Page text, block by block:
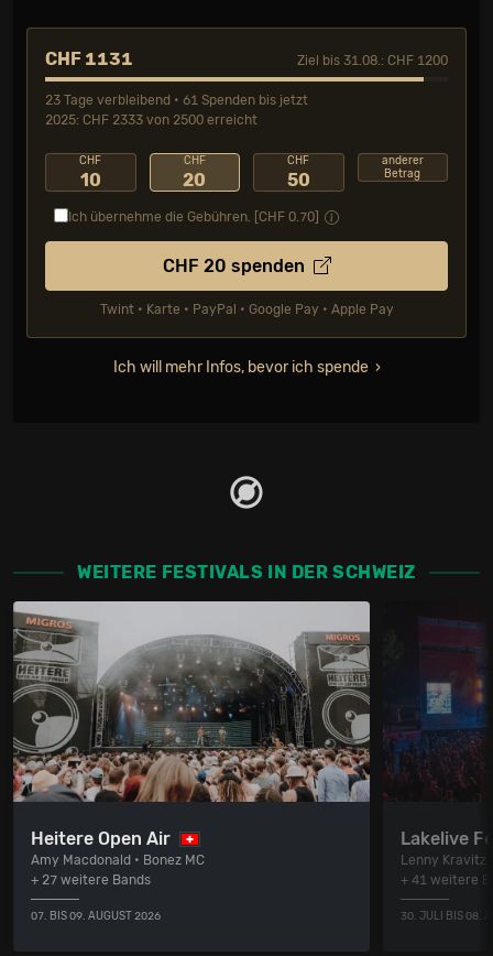
CHF 1131 Ziel bis 31.08.: CHF 1200
23 Tage verbleibend • 61 Spenden bis jetzt
2025: CHF 2333 von 2500 erreicht
CHF
10
CHF
20
CHF
50
anderer
Betrag
Ich übernehme die Gebühren. [CHF 0.70
CHF 20 spenden
Twint • Karte • PayPal • Google Pay • Apple Pay
Ich will mehr Infos, bevor ich spende
WEITERE FESTIVALS IN DER SCHWEIZ
Heitere Open Air
Amy Macdonald • Bonez MC
+ 27 weitere Bands
07. BIS 09. AUGUST 2026
Lakelive
Lenny Kravitz
+ 41 weitere
30. JULI BIS 08.